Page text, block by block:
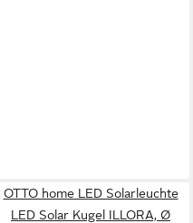
OTTO home LED Solarleuchte
LED Solar Kugel ILLORA, Ø